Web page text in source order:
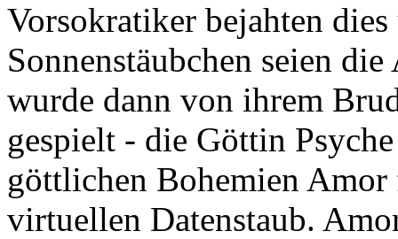
Vorsokratiker bejahten
Sonnenstäubchen seien
wurde dann von ihrem
gespielt - die Göttin
göttlichen Bohemien
virtuellen Datenstaub.